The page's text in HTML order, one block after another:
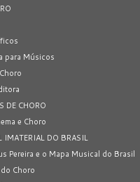
para Músicos
DE CHORO
e Choro
IMATERIAL DO BRASIL
Pereira e o Mapa Musical do Brasil
Choro